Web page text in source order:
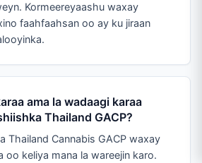
Kormeereyaashu waxay
faahfaahsan oo ay ku jiraan
ama la wadaagi karaa
Thailand GACP?
Thailand Cannabis GACP waxay
oo keliya mana la wareejin karo.